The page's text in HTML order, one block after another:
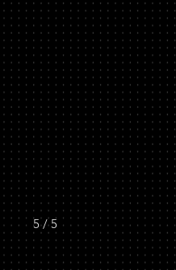
5 / 5